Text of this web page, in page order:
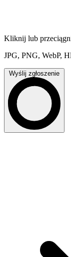
Kliknij lub
JPG, PNG, WebP,
Wyślij zgłoszenie